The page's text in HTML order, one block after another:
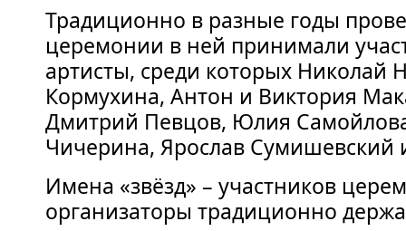
Традиционно в разные годы
церемонии в ней принимали
артисты, среди которых Николай
Кормухина, Антон и Виктория
Дмитрий Певцов, Юлия
Чичерина, Ярослав Сумишевский
Имена «звёзд» – участников
организаторы традиционно